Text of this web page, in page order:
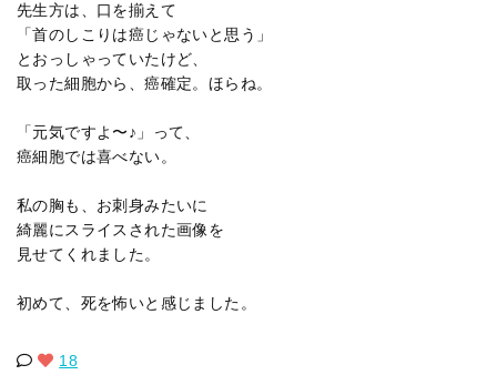
先生方は、口を揃えて
「首のしこりは癌じゃないと思う」
とおっしゃっていたけど、
取った細胞から、癌確定。ほらね。
「元気ですよ〜♪」って、
癌細胞では喜べない。
私の胸も、お刺身みたいに
綺麗にスライスされた画像を
見せてくれました。
初めて、死を怖いと感じました。
18